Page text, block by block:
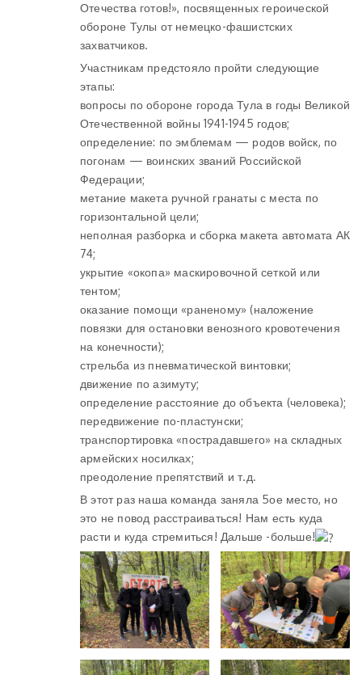
Отечества готов!», посвященных героической
обороне Тулы от немецко-фашистских
захватчиков.
Участникам предстояло пройти следующие
этапы:
вопросы по обороне города Тула в годы Великой
Отечественной войны 1941-1945 годов;
определение: по эмблемам — родов войск, по
погонам — воинских званий Российской
Федерации;
метание макета ручной гранаты с места по
горизонтальной цели;
неполная разборка и сборка макета автомата АК
74;
укрытие «окопа» маскировочной сеткой или
тентом;
оказание помощи «раненому» (наложение
повязки для остановки венозного кровотечения
на конечности);
стрельба из пневматической винтовки;
движение по азимуту;
определение расстояние до объекта (человека);
передвижение по-пластунски;
транспортировка «пострадавшего» на складных
армейских носилках;
преодоление препятствий и т.д.
В этот раз наша команда заняла 5ое место, но
это не повод расстраиваться! Нам есть куда
расти и куда стремиться! Дальше -больше!